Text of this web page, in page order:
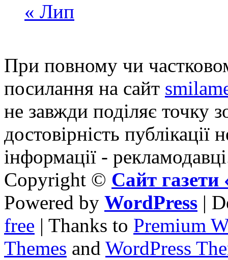
« Лип
При повному чи
посилання на сайт
не завжди поділяє точку
достовірність публікації
інформації -
Copyright © Сайт
Powered by WordPress |
free | Thanks to Premium
Themes and WordPress